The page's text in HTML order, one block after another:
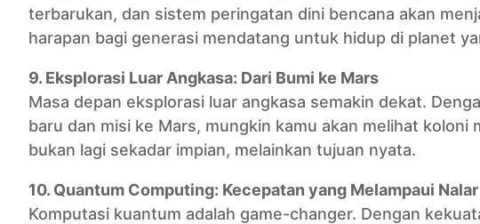
terbarukan, dan sistem peringatan dini bencana akan
harapan bagi generasi mendatang untuk hidup di planet
9. Eksplorasi Luar Angkasa: Dari Bumi ke Mars
Masa depan eksplorasi luar angkasa semakin dekat.
baru dan misi ke Mars, mungkin kamu akan melihat koloni
bukan lagi sekadar impian, melainkan tujuan nyata.
10. Quantum Computing: Kecepatan yang Melampaui Nalar
Komputasi kuantum adalah game-changer. Dengan